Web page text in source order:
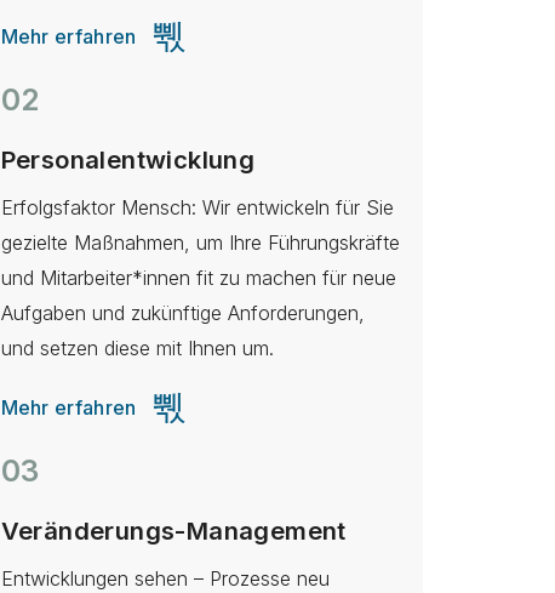
Mehr erfahren
02
Personalentwicklung
Erfolgsfaktor Mensch: Wir entwickeln für Sie
gezielte Maßnahmen, um Ihre Führungskräfte
und Mitarbeiter*innen fit zu machen für neue
Aufgaben und zukünftige Anforderungen,
und setzen diese mit Ihnen um.
Mehr erfahren
03
Veränderungs-Management
Entwicklungen sehen – Prozesse neu